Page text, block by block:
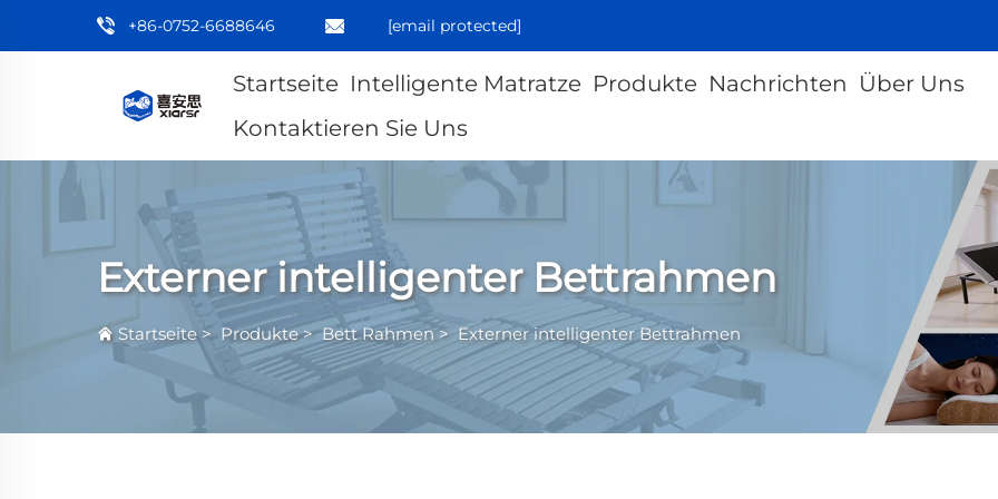
+86-0752-6688646 [email protected]
Startseite Intelligente Matratze Produkte Nachrichten Über Uns
Kontaktieren Sie Uns
Externer intelligenter Bettrahmen
Startseite> Produkte>Bett Rahmen> Externer intelligenter Bettrahmen